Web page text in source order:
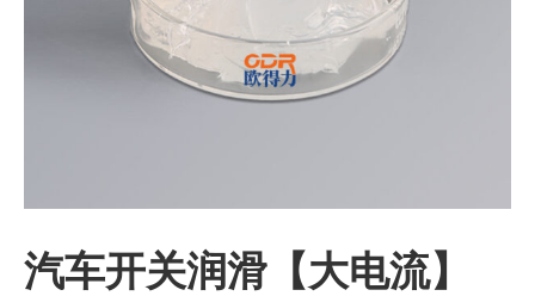
汽车开关润滑【大电流】